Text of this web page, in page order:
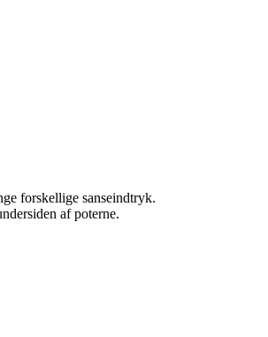
forskellige sanseindtryk.
af poterne.